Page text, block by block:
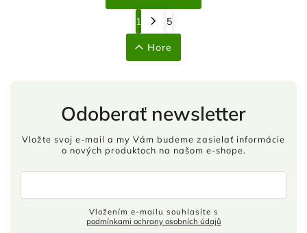
1 5
Hore
Odoberať newsletter
Vložte svoj e-mail a my Vám budeme zasielať informácie
o nových produktoch na našom e-shope.
podmínkami ochrany osobních údajů